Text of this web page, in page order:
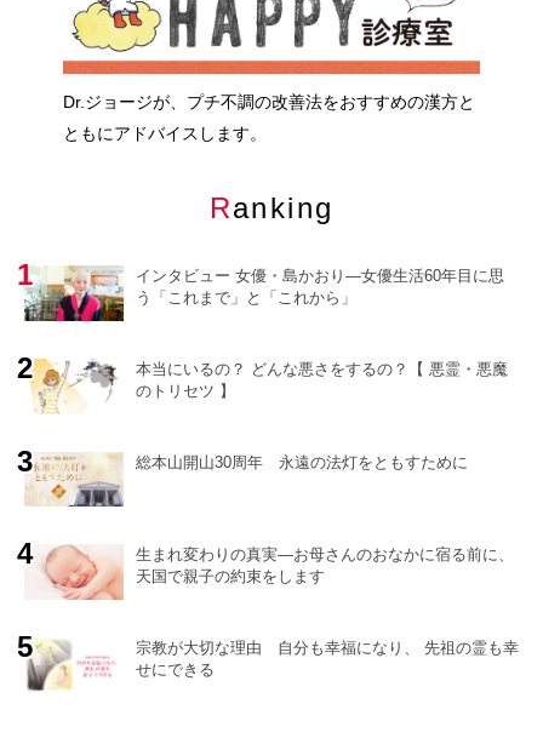
Dr.ジョージが、プチ不調の改善法をおすすめの漢方と
ともにアドバイスします。
Ranking
インタビュー 女優・島かおり―女優生活60年目に思
う「これまで」と「これから」
本当にいるの？ どんな悪さをするの？【 悪霊・悪魔
のトリセツ 】
総本山開山30周年 永遠の法灯をともすために
生まれ変わりの真実―お母さんのおなかに宿る前に、
天国で親子の約束をします
宗教が大切な理由 自分も幸福になり、 先祖の霊も幸
せにできる